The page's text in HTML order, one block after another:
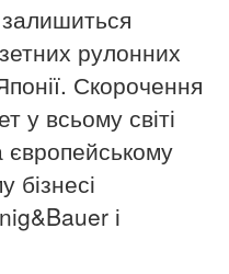
рулонних
Скорочення
у всьому світі
європейському
бізнесі
і